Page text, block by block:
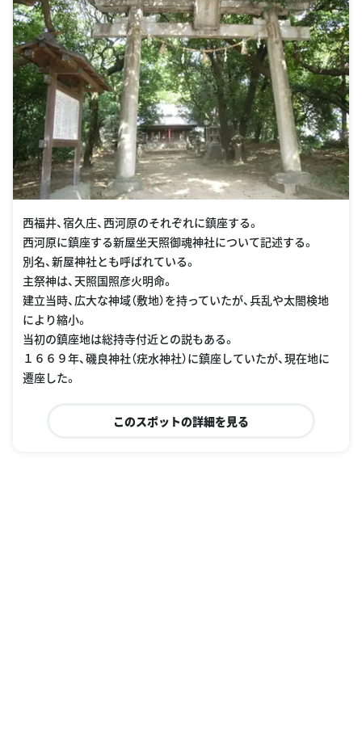
西福井、宿久庄、西河原のそれぞれに鎮座する。
西河原に鎮座する新屋坐天照御魂神社について記述する。
別名、新屋神社とも呼ばれている。
主祭神は、天照国照彦火明命。
建立当時、広大な神域（敷地）を持っていたが、兵乱や太閤検地
により縮小。
当初の鎮座地は総持寺付近との説もある。
１６６９年、磯良神社（疣水神社）に鎮座していたが、現在地に
遷座した。
このスポットの詳細を見る